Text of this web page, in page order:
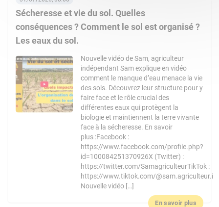
Sécheresse et vie du sol. Quelles
conséquences ? Comment le sol est organisé ?
Les eaux du sol.
Nouvelle vidéo de Sam, agriculteur
indépendant Sam explique en vidéo
comment le manque d’eau menace la vie
des sols. Découvrez leur structure pour y
faire face et le rôle crucial des
différentes eaux qui protègent la
biologie et maintiennent la terre vivante
face à la sécheresse. En savoir
plus :Facebook :
https://www.facebook.com/profile.php?
id=100084251370926X (Twitter) :
https://twitter.com/SamagriculteurTikTok :
https://www.tiktok.com/@sam.agriculteur.i
Nouvelle vidéo […]
En savoir plus